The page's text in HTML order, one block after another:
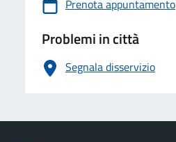
Prenota appuntamento
Problemi in città
Segnala disservizio